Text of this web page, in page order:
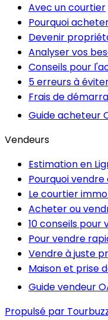
Avec un courtier
Pourquoi
Devenir
Analyser vos
Conseils pour
5 erreurs à
Frais de
Guide acheteur
Vendeurs
Estimation en
Pourquoi
Le courtier
Acheter ou
10 conseils
Pour vendre
Vendre à juste
Maison et prise
Guide vendeur
Propulsé par